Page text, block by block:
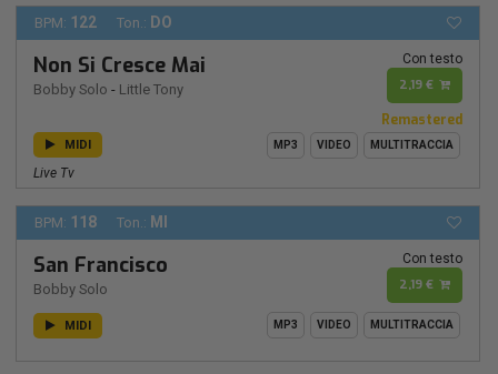
BPM: 122 Ton.: DO
Non Si Cresce Mai
Bobby Solo - Little Tony
Con testo
2,19 €
Remastered
MIDI MP3 VIDEO MULTITRACCIA
Live Tv
BPM: 118 Ton.: MI
San Francisco
Bobby Solo
Con testo
2,19 €
MIDI MP3 VIDEO MULTITRACCIA